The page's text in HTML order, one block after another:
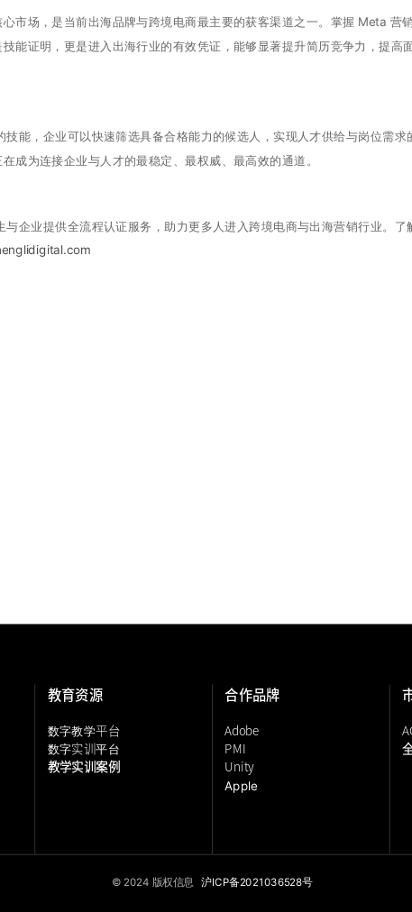
市场，是当前出海品牌与跨境电商最主要的获客渠道之一。掌握 Meta 营
能证明，更是进入出海行业的有效凭证，能够显著提升简历竞争力，提高
能，企业可以快速筛选具备合格能力的候选人，实现人才供给与岗位需求
成为连接企业与人才的最稳定、最权威、最高效的通道。
企业提供全流程认证服务，助力更多人进入跨境电商与出海营销行业。了
教育资源
数字教学平台
数字实训平台
教学实训案例
合作品牌
Adobe
PMI
Unity
Apple
© 2024 版权信息 沪ICP备2021036528号